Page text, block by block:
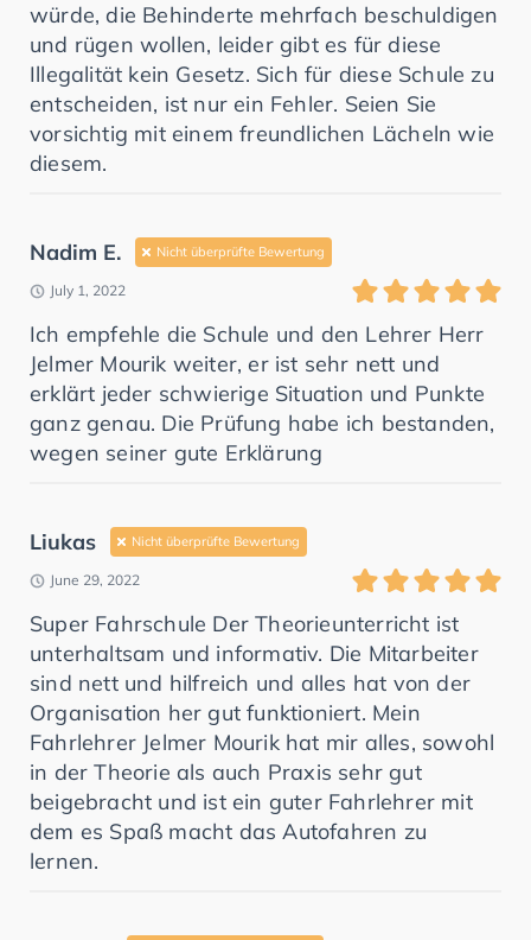
würde, die Behinderte mehrfach beschuldigen
und rügen wollen, leider gibt es für diese
Illegalität kein Gesetz. Sich für diese Schule zu
entscheiden, ist nur ein Fehler. Seien Sie
vorsichtig mit einem freundlichen Lächeln wie
diesem.
Nadim E. Nicht überprüfte Bewertung
July 1, 2022
Ich empfehle die Schule und den Lehrer Herr
Jelmer Mourik weiter, er ist sehr nett und
erklärt jeder schwierige Situation und Punkte
ganz genau. Die Prüfung habe ich bestanden,
wegen seiner gute Erklärung
Liukas Nicht überprüfte Bewertung
June 29, 2022
Super Fahrschule Der Theorieunterricht ist
unterhaltsam und informativ. Die Mitarbeiter
sind nett und hilfreich und alles hat von der
Organisation her gut funktioniert. Mein
Fahrlehrer Jelmer Mourik hat mir alles, sowohl
in der Theorie als auch Praxis sehr gut
beigebracht und ist ein guter Fahrlehrer mit
dem es Spaß macht das Autofahren zu
lernen.